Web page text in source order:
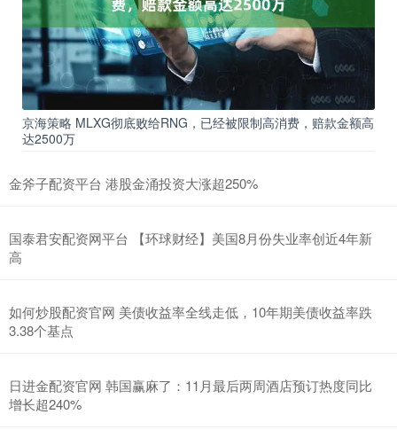
京海策略 MLXG彻底败给RNG，已经被限制高消费，赔款金额高
达2500万
金斧子配资平台 港股金涌投资大涨超250%
国泰君安配资网平台 【环球财经】美国8月份失业率创近4年新
高
如何炒股配资官网 美债收益率全线走低，10年期美债收益率跌
3.38个基点
日进金配资官网 韩国赢麻了：11月最后两周酒店预订热度同比
增长超240%